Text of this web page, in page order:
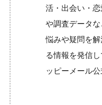
活・出会い・
や調査データ
悩みや疑問を
る情報を発
ッピーメール公